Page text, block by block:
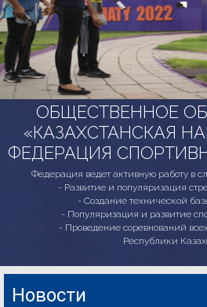
ОБЩЕСТВЕННОЕ
«КАЗАХСТАНСКАЯ
ФЕДЕРАЦИЯ
Федерация ведет активную работу в
- Развитие и популяризация
- Создание технической
- Популяризация и развитие
- Проведение соревнований
Республики
Новости